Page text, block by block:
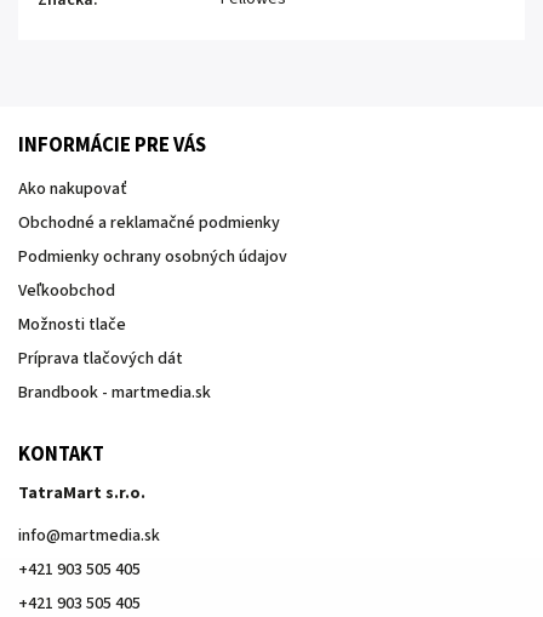
INFORMÁCIE PRE VÁS
Ako nakupovať
Obchodné a reklamačné podmienky
Podmienky ochrany osobných údajov
Veľkoobchod
Možnosti tlače
Príprava tlačových dát
Brandbook - martmedia.sk
KONTAKT
TatraMart s.r.o.
info@martmedia.sk
+421 903 505 405
+421 903 505 405